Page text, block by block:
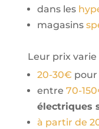
dans les
magasins
Leur prix varie
20-30€ pour
entre 70-
électriques
à partir de